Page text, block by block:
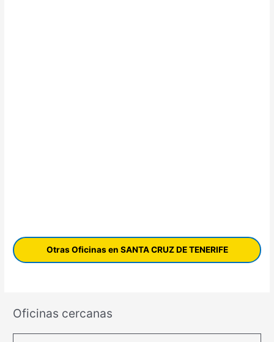
Otras Oficinas en SANTA CRUZ DE TENERIFE
Oficinas cercanas